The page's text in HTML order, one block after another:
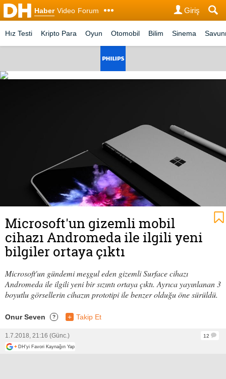
Haber Video Forum Giriş
Hız Testi Kripto Para Oyun Otomobil Bilim Sinema
Microsoft'un gizemli mobil
cihazı Andromeda ile ilgili yeni
bilgiler ortaya çıktı
Microsoft'un gündemi meşgul eden gizemli Surface cihazı
Andromeda ile ilgili yeni bir sızıntı ortaya çıktı. Ayrıca yayınlanan 3
boyutlu görsellerin cihazın prototipi ile benzer olduğu öne sürüldü.
Onur Seven ? + Takip Et
1.7.2018, 21:16 (Günc.)
12
+ DH'yi Favori Kaynağın Yap